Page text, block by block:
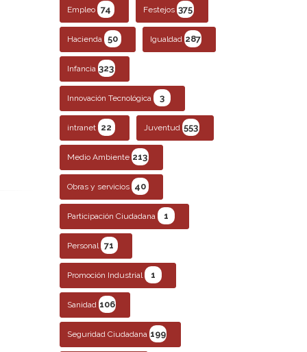
Empleo 74 Festejos 375
Hacienda 50 Igualdad 287
Infancia 323
Innovación Tecnológica 3
intranet 22 Juventud 553
Medio Ambiente 213
Obras y servicios 40
Participación Ciudadana 1
Personal 71
Promoción Industrial 1
Sanidad 106
Seguridad Ciudadana 199